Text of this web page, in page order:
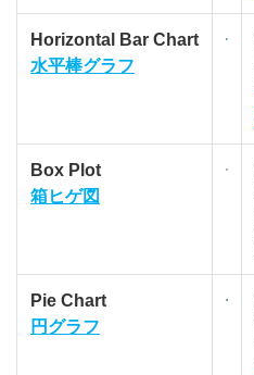
Horizontal Bar Chart
水平棒グラフ
Box Plot
箱ヒゲ図
Pie Chart
円グラフ